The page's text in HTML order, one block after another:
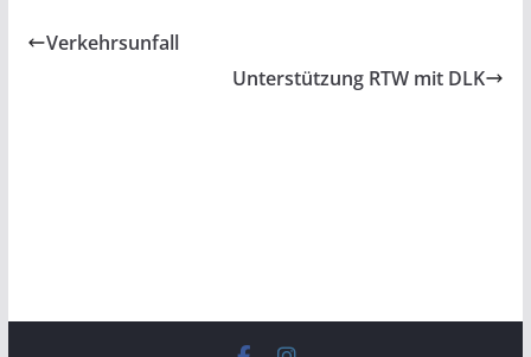
Verkehrsunfall
Unterstützung RTW mit DLK